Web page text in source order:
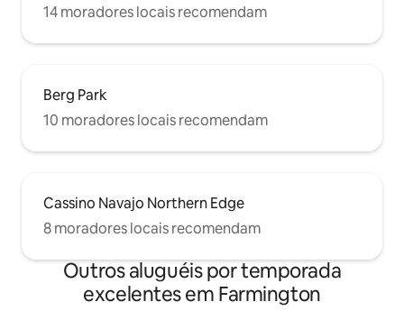
14 moradores locais recomendam
Berg Park
10 moradores locais recomendam
Cassino Navajo Northern Edge
8 moradores locais recomendam
Outros aluguéis por temporada
excelentes em Farmington